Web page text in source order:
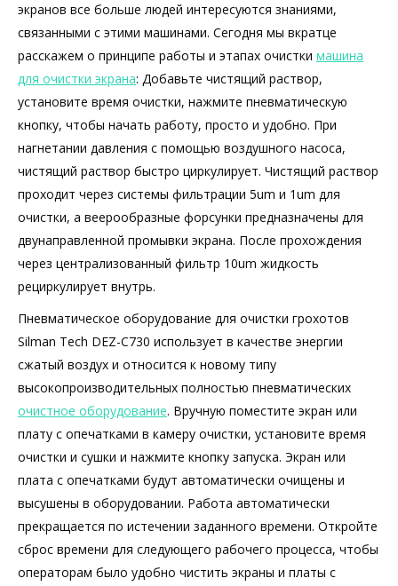
экранов все больше людей интересуются знаниями,
связанными с этими машинами. Сегодня мы вкратце
расскажем о принципе работы и этапах очистки машина
для очистки экрана: Добавьте чистящий раствор,
установите время очистки, нажмите пневматическую
кнопку, чтобы начать работу, просто и удобно. При
нагнетании давления с помощью воздушного насоса,
чистящий раствор быстро циркулирует. Чистящий раствор
проходит через системы фильтрации 5um и 1um для
очистки, а веерообразные форсунки предназначены для
двунаправленной промывки экрана. После прохождения
через централизованный фильтр 10um жидкость
рециркулирует внутрь.
Пневматическое оборудование для очистки грохотов
Silman Tech DEZ-C730 использует в качестве энергии
сжатый воздух и относится к новому типу
высокопроизводительных полностью пневматических
очистное оборудование. Вручную поместите экран или
плату с опечатками в камеру очистки, установите время
очистки и сушки и нажмите кнопку запуска. Экран или
плата с опечатками будут автоматически очищены и
высушены в оборудовании. Работа автоматически
прекращается по истечении заданного времени. Откройте
сброс времени для следующего рабочего процесса, чтобы
операторам было удобно чистить экраны и платы с